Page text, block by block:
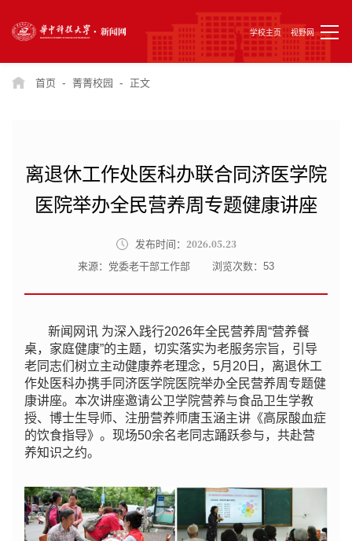
学校主页 视野网
首页 - 菁菁校园 - 正文
离退休工作处医科办联合同济医学院
医院举办全民营养周专题健康讲座
发布时间： 2026.05.23
来源：党委老干部工作部 浏览次数：53
新闻网讯 为深入践行2026年全民营养周“营养餐
桌，家庭健康”的主题，切实落实为老服务宗旨，引导
老同志们树立主动健康养老理念，5月20日，离退休工
作处医科办携手同济医学院医院举办全民营养周专题健
康讲座。本次讲座邀请公卫学院营养与食品卫生学教
授、博士生导师、注册营养师唐玉涵主讲《高尿酸血症
的饮食指导》。现场50余名老同志踊跃参与，共赴营
养知识之约。